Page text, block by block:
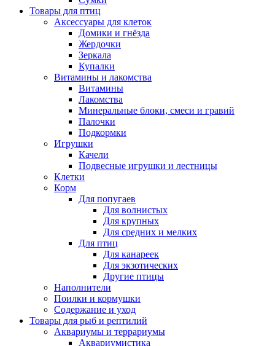
Товары для птиц
Аксессуары для клеток
Домики и гнёзда
Жердочки
Зеркала
Купалки
Витамины и лакомства
Витамины
Лакомства
Минеральные блоки, смеси и гравий
Палочки
Подкормки
Игрушки
Качели
Подвесные игрушки и лестницы
Клетки
Корм
Для попугаев
Для волнистых
Для крупных
Для средних и мелких
Для птиц
Для канареек
Для экзотических
Другие птицы
Наполнители
Поилки и кормушки
Содержание и уход
Товары для рыб и рептилий
Аквариумы и террариумы
Аквариумистика